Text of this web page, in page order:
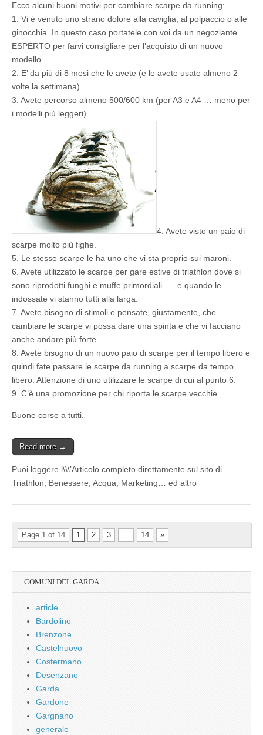
Ecco alcuni buoni motivi per cambiare scarpe da running:
1. Vi è venuto uno strano dolore alla caviglia, al polpaccio o alle
ginocchia. In questo caso portatele con voi da un negoziante
ESPERTO per farvi consigliare per l’acquisto di un nuovo
modello.
2. E’ da più di 8 mesi che le avete (e le avete usate almeno 2
volte la settimana).
3. Avete percorso almeno 500/600 km (per A3 e A4 … meno per
i modelli più leggeri)
4. Avete visto un paio di
scarpe molto più fighe.
5. Le stesse scarpe le ha uno che vi sta proprio sui maroni.
6. Avete utilizzato le scarpe per gare estive di triathlon dove si
sono riprodotti funghi e muffe primordiali…. e quando le
indossate vi stanno tutti alla larga.
7. Avete bisogno di stimoli e pensate, giustamente, che
cambiare le scarpe vi possa dare una spinta e che vi facciano
anche andare più forte.
8. Avete bisogno di un nuovo paio di scarpe per il tempo libero e
quindi fate passare le scarpe da running a scarpe da tempo
libero. Attenzione di uno utilizzare le scarpe di cui al punto 6.
9. C’è una promozione per chi riporta le scarpe vecchie.
Buone corse a tutti.
Read more →
Puoi leggere l\\\’Articolo completo direttamente sul sito di
Triathlon, Benessere, Acqua, Marketing… ed altro
Page 1 of 14 1 2 3 … 14 »
COMUNI DEL GARDA
article
Bardolino
Brenzone
Castelnuovo
Costermano
Desenzano
Garda
Gardone
Gargnano
generale